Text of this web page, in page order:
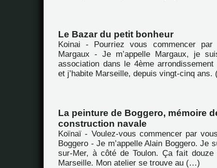
Le Bazar du petit bonheur
Koinai - Pourriez vous commencer
Margaux - Je m’appelle Margaux, je
association dans le 4ème arrondissement
et j’habite Marseille, depuis vingt-cinq
La peinture de Boggero, mémoire
construction navale
Koïnaï - Voulez-vous commencer par
Boggero - Je m’appelle Alain Boggero. Je
sur-Mer, à côté de Toulon. Ça fait
Marseille. Mon atelier se trouve au (…)